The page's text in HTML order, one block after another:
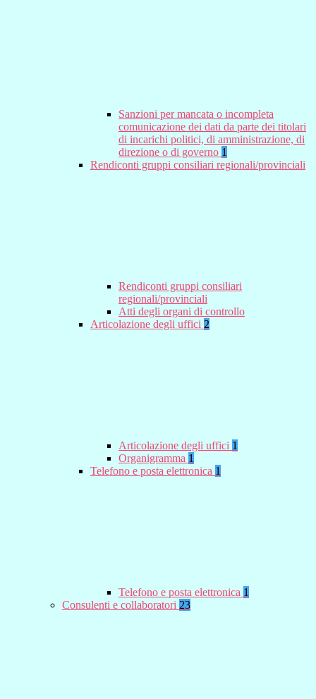
Sanzioni per mancata o incompleta
comunicazione dei dati da parte dei titolari
di incarichi politici, di amministrazione, di
direzione o di governo 1
Rendiconti gruppi consiliari regionali/provinciali
Rendiconti gruppi consiliari
regionali/provinciali
Atti degli organi di controllo
Articolazione degli uffici 2
Articolazione degli uffici 1
Organigramma 1
Telefono e posta elettronica 1
Telefono e posta elettronica 1
Consulenti e collaboratori 23